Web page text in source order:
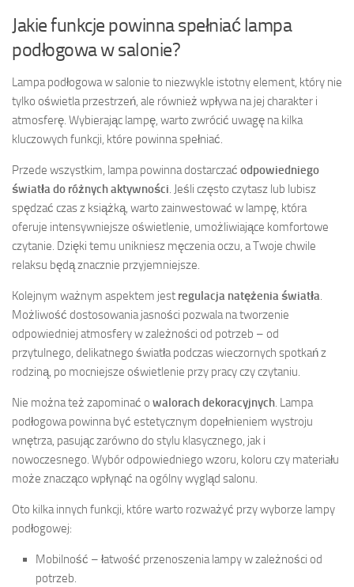
Jakie funkcje powinna spełniać lampa
podłogowa w salonie?
Lampa podłogowa w salonie to niezwykle istotny element, który nie
tylko oświetla przestrzeń, ale również wpływa na jej charakter i
atmosferę. Wybierając lampę, warto zwrócić uwagę na kilka
kluczowych funkcji, które powinna spełniać.
Przede wszystkim, lampa powinna dostarczać odpowiedniego
światła do różnych aktywności. Jeśli często czytasz lub lubisz
spędzać czas z książką, warto zainwestować w lampę, która
oferuje intensywniejsze oświetlenie, umożliwiające komfortowe
czytanie. Dzięki temu unikniesz męczenia oczu, a Twoje chwile
relaksu będą znacznie przyjemniejsze.
Kolejnym ważnym aspektem jest regulacja natężenia światła.
Możliwość dostosowania jasności pozwala na tworzenie
odpowiedniej atmosfery w zależności od potrzeb – od
przytulnego, delikatnego światła podczas wieczornych spotkań z
rodziną, po mocniejsze oświetlenie przy pracy czy czytaniu.
Nie można też zapominać o walorach dekoracyjnych. Lampa
podłogowa powinna być estetycznym dopełnieniem wystroju
wnętrza, pasując zarówno do stylu klasycznego, jak i
nowoczesnego. Wybór odpowiedniego wzoru, koloru czy materiału
może znacząco wpłynąć na ogólny wygląd salonu.
Oto kilka innych funkcji, które warto rozważyć przy wyborze lampy
podłogowej:
Mobilność – łatwość przenoszenia lampy w zależności od
potrzeb.